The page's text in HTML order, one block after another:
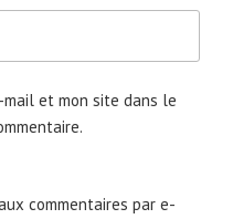
mail et mon site dans le
commentaires par e-